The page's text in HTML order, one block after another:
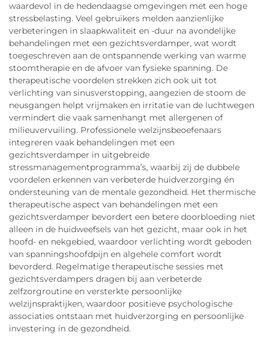
waardevol in de hedendaagse omgevingen met een hoge
stressbelasting. Veel gebruikers melden aanzienlijke
verbeteringen in slaapkwaliteit en -duur na avondelijke
behandelingen met een gezichtsverdamper, wat wordt
toegeschreven aan de ontspannende werking van warme
stoomtherapie en de afvoer van fysieke spanning. De
therapeutische voordelen strekken zich ook uit tot
verlichting van sinusverstopping, aangezien de stoom de
neusgangen helpt vrijmaken en irritatie van de luchtwegen
vermindert die vaak samenhangt met allergenen of
milieuvervuiling. Professionele welzijnsbeoefenaars
integreren vaak behandelingen met een
gezichtsverdamper in uitgebreide
stressmanagementprogramma’s, waarbij zij de dubbele
voordelen erkennen van verbeterde huidverzorging én
ondersteuning van de mentale gezondheid. Het thermische
therapeutische aspect van behandelingen met een
gezichtsverdamper bevordert een betere doorbloeding niet
alleen in de huidweefsels van het gezicht, maar ook in het
hoofd- en nekgebied, waardoor verlichting wordt geboden
van spanningshoofdpijn en algehele comfort wordt
bevorderd. Regelmatige therapeutische sessies met
gezichtsverdampers dragen bij aan verbeterde
zelfzorgroutine en versterkte persoonlijke
welzijnspraktijken, waardoor positieve psychologische
associaties ontstaan met huidverzorging en persoonlijke
investering in de gezondheid.